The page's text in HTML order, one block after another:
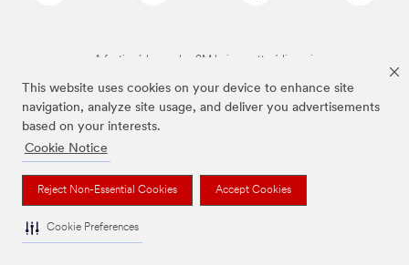
This website uses cookies on your device to enhance site
navigation, analyze site usage, and deliver you advertisements
based on your interests.
Cookie Notice
Reject Non-Essential Cookies Accept Cookies
Cookie Preferences
A fenti márkanevek a 3M bejegyzett védjegyei.